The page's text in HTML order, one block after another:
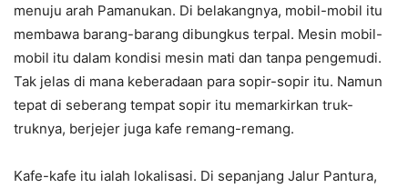
menuju arah Pamanukan. Di belakangnya, mobil-mobil itu
membawa barang-barang dibungkus terpal. Mesin mobil-
mobil itu dalam kondisi mesin mati dan tanpa pengemudi.
Tak jelas di mana keberadaan para sopir-sopir itu. Namun
tepat di seberang tempat sopir itu memarkirkan truk-
truknya, berjejer juga kafe remang-remang.
Kafe-kafe itu ialah lokalisasi. Di sepanjang Jalur Pantura,